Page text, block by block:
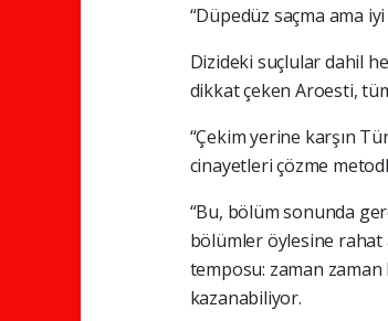
“Düpedüz saçma ama iyi
Dizideki suçlular dahil
dikkat çeken Aroesti,
“Çekim yerine karşın
cinayetleri çözme
“Bu, bölüm sonunda
bölümler öylesine rahat
temposu: zaman
kazanabiliyor.